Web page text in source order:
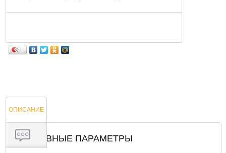
ОПИСАНИЕ
ОСНОВНЫЕ ПАРАМЕТРЫ